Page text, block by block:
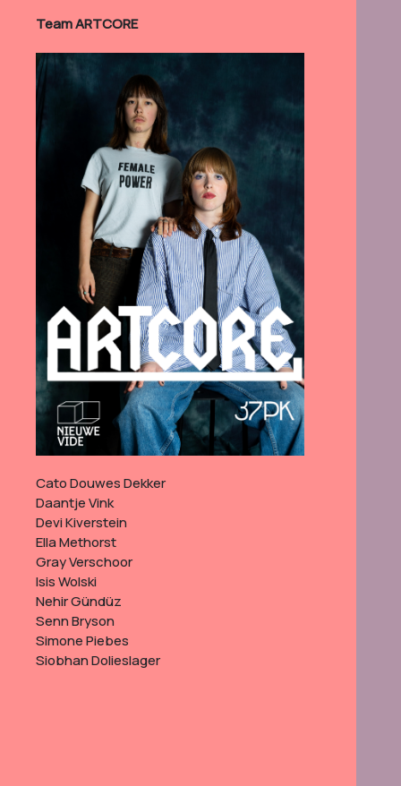
Team ARTCORE
Cato Douwes Dekker
Daantje Vink
Devi Kiverstein
Ella Methorst
Gray Verschoor
Isis Wolski
Nehir Gündüz
Senn Bryson
Simone Piebes
Siobhan Dolieslager